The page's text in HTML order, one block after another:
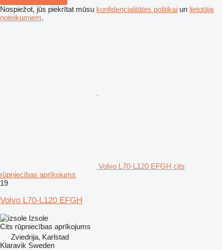
Nospiežot, jūs piekrītat mūsu konfidencialitātes politikai un lietotāja
noteikumiem.
Volvo L70-L120 EFGH cits
rūpniecības aprīkojums
19
Volvo L70-L120 EFGH
Izsole
Cits rūpniecības aprīkojums
Zviedrija, Karlstad
Klaravik Sweden